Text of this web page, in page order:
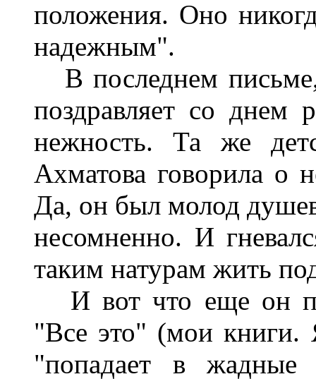
положения. Оно
надежным".
В последнем
поздравляет со днем
нежность. Та же
Ахматова говорила о
Да, он был молод
несомненно. И
таким натурам жить
И вот что еще он
"Все это" (мои книги.
"попадает в